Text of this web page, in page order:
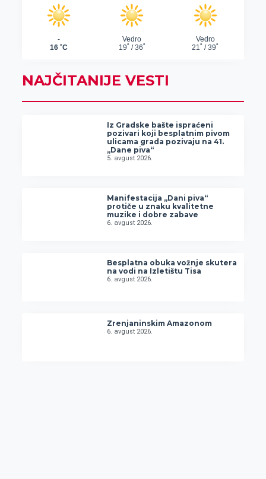
NAJČITANIJE VESTI
Iz Gradske bašte ispraćeni
pozivari koji besplatnim pivom
ulicama grada pozivaju na 41.
„Dane piva“
5. avgust 2026.
Manifestacija „Dani piva“
protiče u znaku kvalitetne
muzike i dobre zabave
6. avgust 2026.
Besplatna obuka vožnje skutera
na vodi na Izletištu Tisa
6. avgust 2026.
Zrenjaninskim Amazonom
6. avgust 2026.